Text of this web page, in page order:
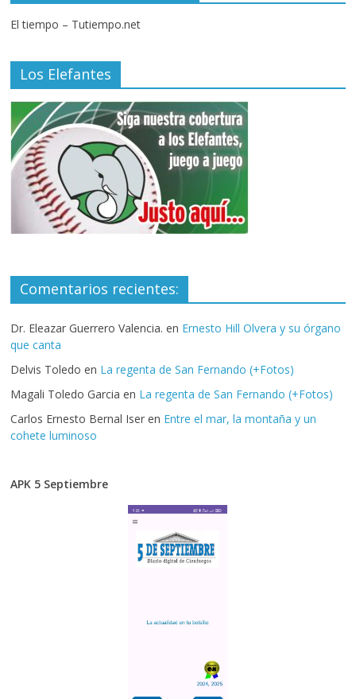
El tiempo – Tutiempo.net
Los Elefantes
Comentarios recientes:
Dr. Eleazar Guerrero Valencia. en Ernesto Hill Olvera y su órgano
que canta
Delvis Toledo en La regenta de San Fernando (+Fotos)
Magali Toledo Garcia en La regenta de San Fernando (+Fotos)
Carlos Ernesto Bernal Iser en Entre el mar, la montaña y un
cohete luminoso
APK 5 Septiembre